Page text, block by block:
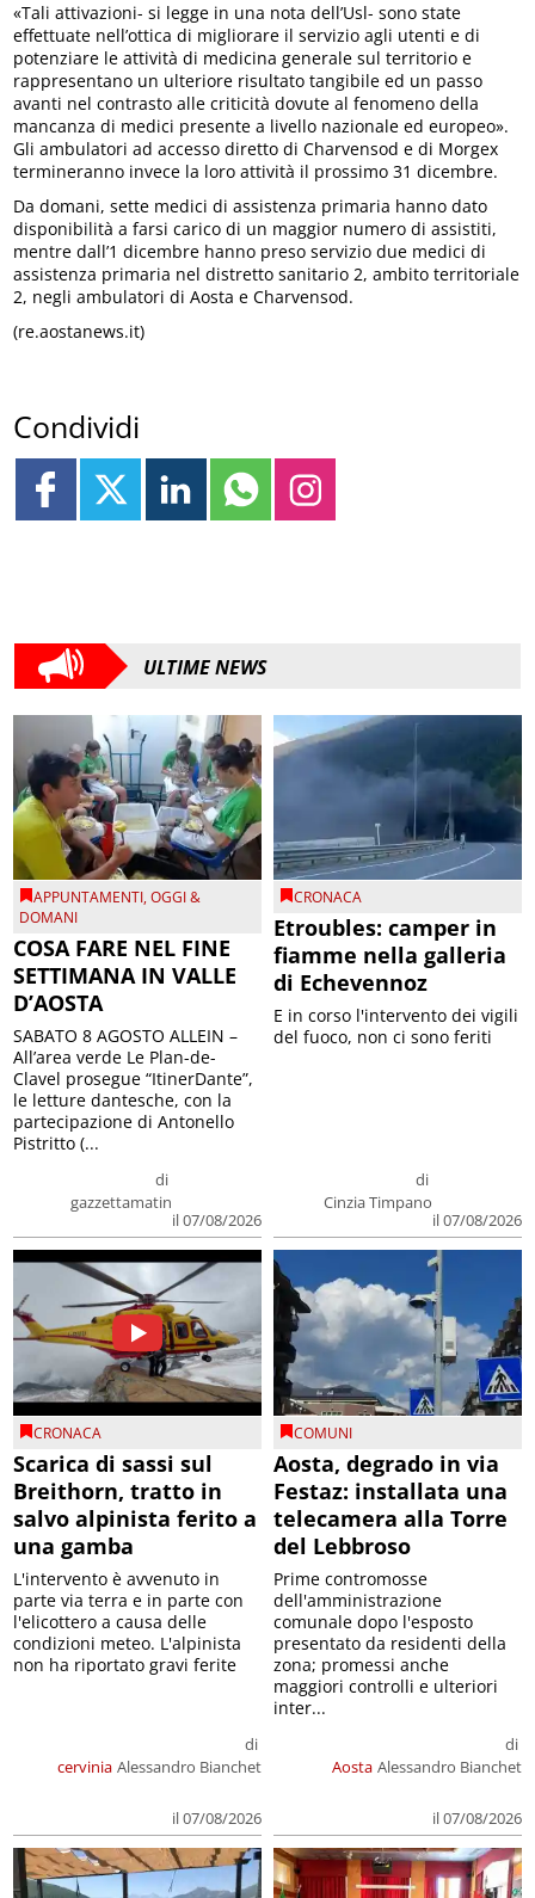
«Tali attivazioni- si legge in una nota dell’Usl- sono state
effettuate nell’ottica di migliorare il servizio agli utenti e di
potenziare le attività di medicina generale sul territorio e
rappresentano un ulteriore risultato tangibile ed un passo
avanti nel contrasto alle criticità dovute al fenomeno della
mancanza di medici presente a livello nazionale ed europeo».
Gli ambulatori ad accesso diretto di Charvensod e di Morgex
termineranno invece la loro attività il prossimo 31 dicembre.
Da domani, sette medici di assistenza primaria hanno dato
disponibilità a farsi carico di un maggior numero di assistiti,
mentre dall’1 dicembre hanno preso servizio due medici di
assistenza primaria nel distretto sanitario 2, ambito territoriale
2, negli ambulatori di Aosta e Charvensod.
(re.aostanews.it)
Condividi
ULTIME NEWS
APPUNTAMENTI,OGGI &
DOMANI
COSA FARE NEL FINE
SETTIMANA IN VALLE
D’AOSTA
di
gazzettamatin
il 07/08/2026
SABATO 8 AGOSTO ALLEIN –
All’area verde Le Plan-de-
Clavel prosegue “ItinerDante”,
le letture dantesche, con la
partecipazione di Antonello
Pistritto (...
CRONACA
Etroubles: camper in
fiamme nella galleria
di Echevennoz
di
Cinzia Timpano
il 07/08/2026
E in corso l'intervento dei vigili
del fuoco, non ci sono feriti
CRONACA
Scarica di sassi sul
Breithorn, tratto in
salvo alpinista ferito a
una gamba
cervinia
di
Alessandro Bianchet
il 07/08/2026
L'intervento è avvenuto in
parte via terra e in parte con
l'elicottero a causa delle
condizioni meteo. L'alpinista
non ha riportato gravi ferite
COMUNI
Aosta, degrado in via
Festaz: installata una
telecamera alla Torre
del Lebbroso
Aosta
di
Alessandro Bianchet
il 07/08/2026
Prime contromosse
dell'amministrazione
comunale dopo l'esposto
presentato da residenti della
zona; promessi anche
maggiori controlli e ulteriori
inter...